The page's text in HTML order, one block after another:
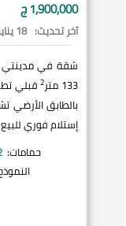
1,900,000 ج
آخر تحديث: 18 يناير 2021
شقة في مدينتي
133 متر
2
بالطابق الأرضي
إستلام فوري للبيع كاش
حمامات: